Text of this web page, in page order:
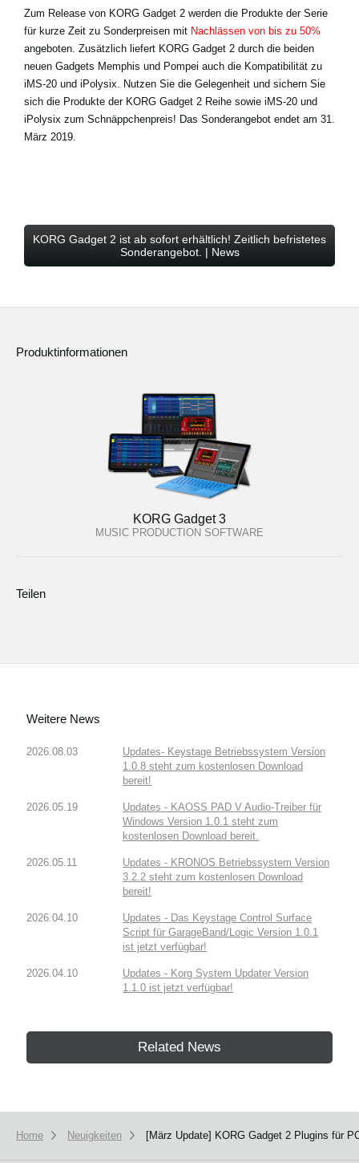
Zum Release von KORG Gadget 2 werden die Produkte der Serie
für kurze Zeit zu Sonderpreisen mit Nachlässen von bis zu 50%
angeboten. Zusätzlich liefert KORG Gadget 2 durch die beiden
neuen Gadgets Memphis und Pompei auch die Kompatibilität zu
iMS-20 und iPolysix. Nutzen Sie die Gelegenheit und sichern Sie
sich die Produkte der KORG Gadget 2 Reihe sowie iMS-20 und
iPolysix zum Schnäppchenpreis! Das Sonderangebot endet am 31.
März 2019.
KORG Gadget 2 ist ab sofort erhältlich! Zeitlich befristetes
Sonderangebot. | News
Produktinformationen
KORG Gadget 3
MUSIC PRODUCTION SOFTWARE
Teilen
Weitere News
2026.08.03
Updates- Keystage Betriebssystem Version
1.0.8 steht zum kostenlosen Download
bereit!
2026.05.19
Updates - KAOSS PAD V Audio-Treiber für
Windows Version 1.0.1 steht zum
kostenlosen Download bereit.
2026.05.11
Updates - KRONOS Betriebssystem Version
3.2.2 steht zum kostenlosen Download
bereit!
2026.04.10
Updates - Das Keystage Control Surface
Script für GarageBand/Logic Version 1.0.1
ist jetzt verfügbar!
2026.04.10
Updates - Korg System Updater Version
1.1.0 ist jetzt verfügbar!
Related News
Home Neuigkeiten [März Update] KORG Gadget 2 Plugins für